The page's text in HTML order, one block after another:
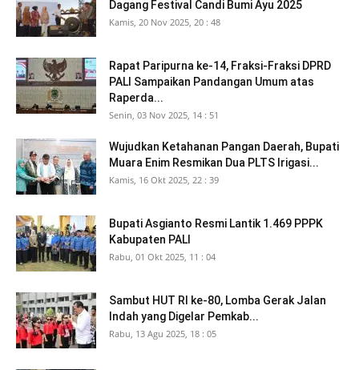
Dagang Festival Candi Bumi Ayu 2025
Kamis, 20 Nov 2025, 20 : 48
Rapat Paripurna ke-14, Fraksi-Fraksi DPRD
PALI Sampaikan Pandangan Umum atas
Raperda...
Senin, 03 Nov 2025, 14 : 51
Wujudkan Ketahanan Pangan Daerah, Bupati
Muara Enim Resmikan Dua PLTS Irigasi...
Kamis, 16 Okt 2025, 22 : 39
Bupati Asgianto Resmi Lantik 1.469 PPPK
Kabupaten PALI
Rabu, 01 Okt 2025, 11 : 04
Sambut HUT RI ke-80, Lomba Gerak Jalan
Indah yang Digelar Pemkab...
Rabu, 13 Agu 2025, 18 : 05